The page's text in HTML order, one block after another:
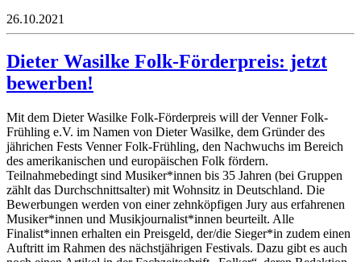
26.10.2021
Dieter Wasilke Folk-Förderpreis: jetzt
bewerben!
Mit dem Dieter Wasilke Folk-Förderpreis will der Venner Folk-
Frühling e.V. im Namen von Dieter Wasilke, dem Gründer des
jährichen Fests Venner Folk-Frühling, den Nachwuchs im Bereich
des amerikanischen und europäischen Folk fördern.
Teilnahmebedingt sind Musiker*innen bis 35 Jahren (bei Gruppen
zählt das Durchschnittsalter) mit Wohnsitz in Deutschland. Die
Bewerbungen werden von einer zehnköpfigen Jury aus erfahrenen
Musiker*innen und Musikjournalist*innen beurteilt. Alle
Finalist*innen erhalten ein Preisgeld, der/die Sieger*in zudem einen
Auftritt im Rahmen des nächstjährigen Festivals. Dazu gibt es auch